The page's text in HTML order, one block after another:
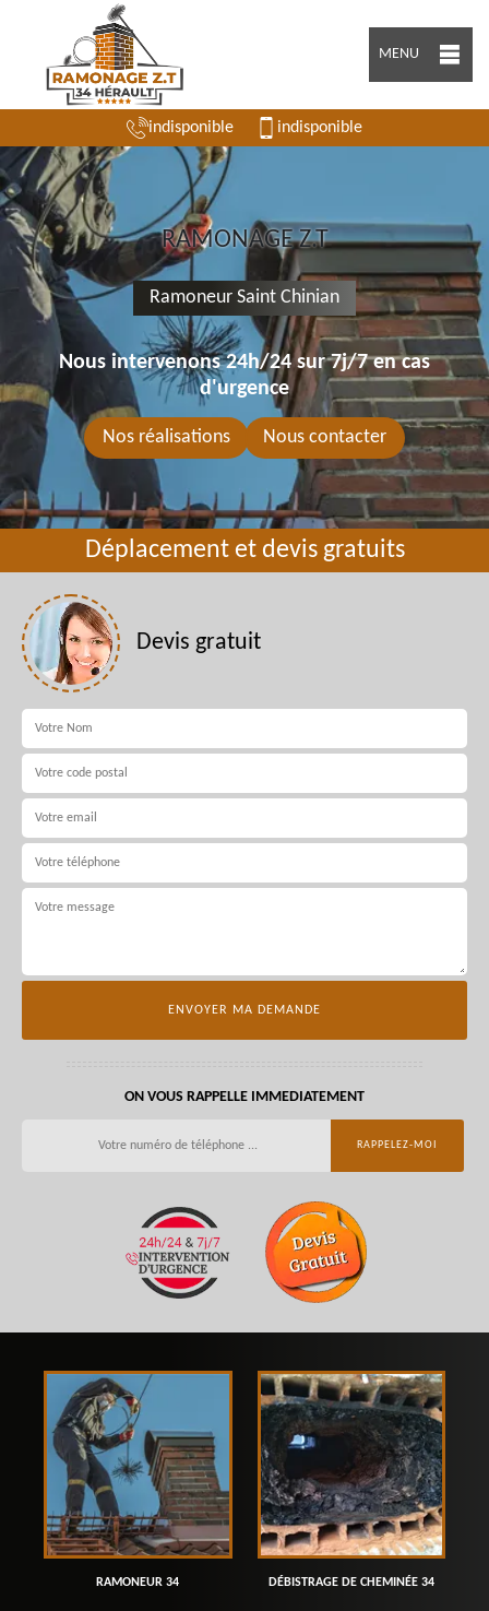
MENU
indisponible indisponible
RAMONAGE Z.T
Ramoneur Saint Chinian
Nous intervenons 24h/24 sur 7j/7 en cas
d'urgence
Nos réalisations Nous contacter
Déplacement et devis gratuits
Devis gratuit
ON VOUS RAPPELLE IMMEDIATEMENT
RAMONEUR 34 DÉBISTRAGE DE CHEMINÉE 34